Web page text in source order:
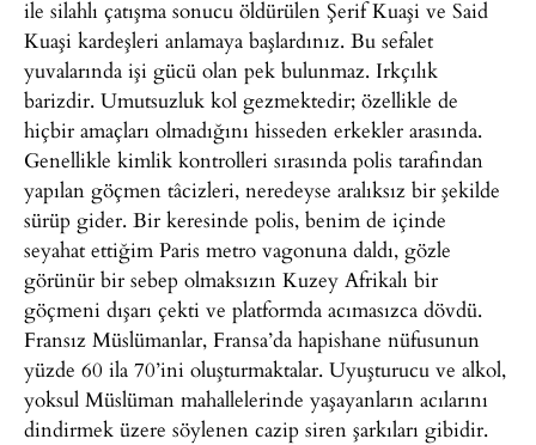
ile silahlı çatışma sonucu öldürülen Şerif Kuaşi ve Said
Kuaşi kardeşleri anlamaya başlardınız. Bu sefalet
yuvalarında işi gücü olan pek bulunmaz. Irkçılık
barizdir. Umutsuzluk kol gezmektedir; özellikle de
hiçbir amaçları olmadığını hisseden erkekler arasında.
Genellikle kimlik kontrolleri sırasında polis tarafından
yapılan göçmen tâcizleri, neredeyse aralıksız bir şekilde
sürüp gider. Bir keresinde polis, benim de içinde
seyahat ettiğim Paris metro vagonuna daldı, gözle
görünür bir sebep olmaksızın Kuzey Afrikalı bir
göçmeni dışarı çekti ve platformda acımasızca dövdü.
Fransız Müslümanlar, Fransa’da hapishane nüfusunun
yüzde 60 ila 70’ini oluşturmaktalar. Uyuşturucu ve alkol,
yoksul Müslüman mahallelerinde yaşayanların acılarını
dindirmek üzere söylenen cazip siren şarkıları gibidir.